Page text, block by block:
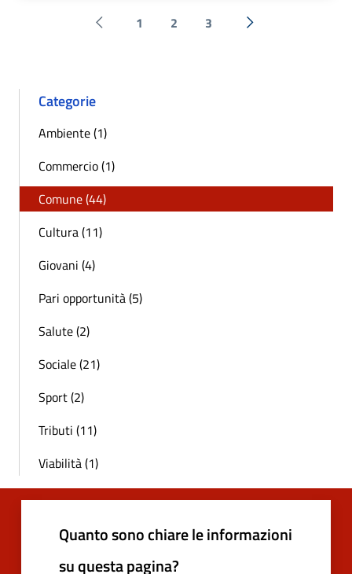
Pagina precedente
1 2 3 Successiva »
Categorie
Ambiente (1)
Commercio (1)
Comune (44)
Cultura (11)
Giovani (4)
Pari opportunità (5)
Salute (2)
Sociale (21)
Sport (2)
Tributi (11)
Viabilità (1)
Quanto sono chiare le informazioni
su questa pagina?